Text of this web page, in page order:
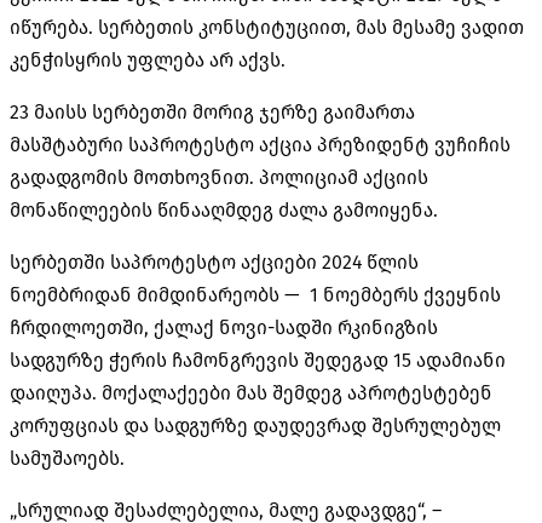
იწურება. სერბეთის კონსტიტუციით, მას მესამე ვადით
კენჭისყრის უფლება არ აქვს.
23 მაისს სერბეთში მორიგ ჯერზე გაიმართა
მასშტაბური საპროტესტო აქცია პრეზიდენტ ვუჩიჩის
გადადგომის მოთხოვნით. პოლიციამ აქციის
მონაწილეების წინააღმდეგ ძალა გამოიყენა.
სერბეთში საპროტესტო აქციები 2024 წლის
ნოემბრიდან მიმდინარეობს — 1 ნოემბერს ქვეყნის
ჩრდილოეთში, ქალაქ ნოვი-სადში რკინიგზის
სადგურზე ჭერის ჩამონგრევის შედეგად 15 ადამიანი
დაიღუპა. მოქალაქეები მას შემდეგ აპროტესტებენ
კორუფციას და სადგურზე დაუდევრად შესრულებულ
სამუშაოებს.
„სრულიად შესაძლებელია, მალე გადავდგე“, –